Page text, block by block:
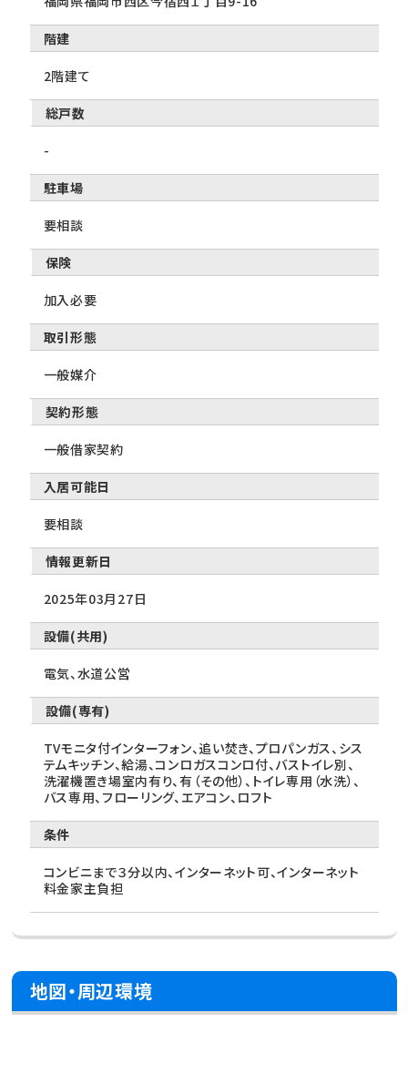
階建
2階建て
総戸数
-
駐車場
要相談
保険
加入必要
取引形態
一般媒介
契約形態
一般借家契約
入居可能日
要相談
情報更新日
2025年03月27日
設備(共用)
電気、水道公営
設備(専有)
TVモニタ付インターフォン、追い焚き、プロパンガス、シス
テムキッチン、給湯、コンロガスコンロ付、バストイレ別、
洗濯機置き場室内有り、有（その他）、トイレ専用（水洗）、
バス専用、フローリング、エアコン、ロフト
条件
コンビニまで３分以内、インターネット可、インターネット
料金家主負担
地図・周辺環境